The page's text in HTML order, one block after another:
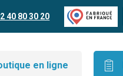
40 80 30 20
en ligne